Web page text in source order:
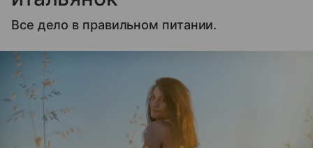
Все дело в правильном питании.